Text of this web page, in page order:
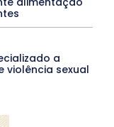
a
violência sexual